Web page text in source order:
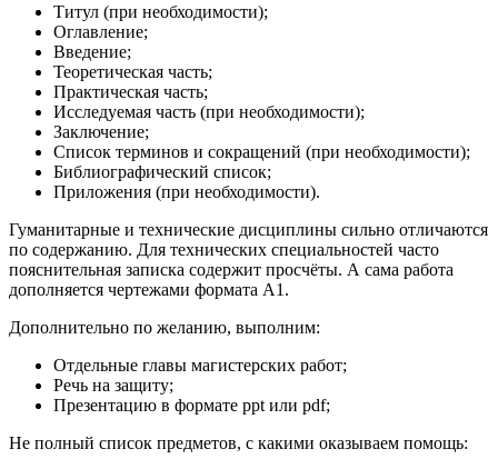
Титул (при необходимости);
Оглавление;
Введение;
Теоретическая часть;
Практическая часть;
Исследуемая часть (при необходимости);
Заключение;
Список терминов и сокращений (при необходимости);
Библиографический список;
Приложения (при необходимости).
Гуманитарные и технические дисциплины сильно отличаются
по содержанию. Для технических специальностей часто
пояснительная записка содержит просчёты. А сама работа
дополняется чертежами формата А1.
Дополнительно по желанию, выполним:
Отдельные главы магистерских работ;
Речь на защиту;
Презентацию в формате ppt или pdf;
Не полный список предметов, с какими оказываем помощь: